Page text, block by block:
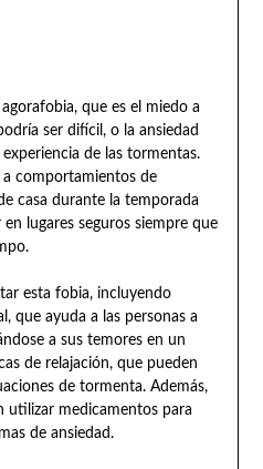
que es el miedo a
ser difícil, o la ansiedad
de las tormentas.
comportamientos de
casa durante la temporada
lugares seguros siempre que
esta fobia, incluyendo
que ayuda a las personas a
a sus temores en un
de relajación, que pueden
de tormenta. Además,
utilizar medicamentos para
de ansiedad.